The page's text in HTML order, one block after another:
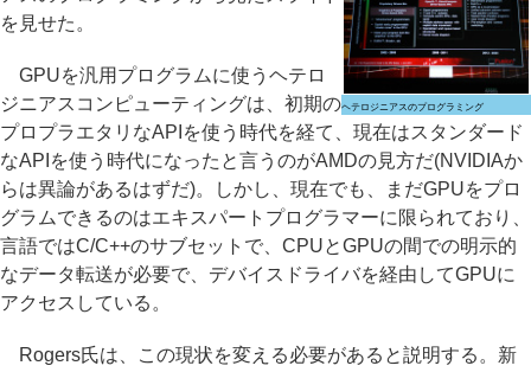
ヘテロジニアスのプログラミング
を見せた。
GPUを汎用プログラムに使うヘテロ
ジニアスコンピューティングは、初期の
プロプラエタリなAPIを使う時代を経て、現在はスタンダード
なAPIを使う時代になったと言うのがAMDの見方だ(NVIDIAか
らは異論があるはずだ)。しかし、現在でも、まだGPUをプロ
グラムできるのはエキスパートプログラマーに限られており、
言語ではC/C++のサブセットで、CPUとGPUの間での明示的
なデータ転送が必要で、デバイスドライバを経由してGPUに
アクセスしている。
Rogers氏は、この現状を変える必要があると説明する。新